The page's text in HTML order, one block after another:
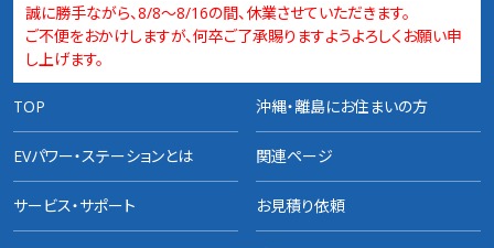
誠に勝手ながら、8/8～8/16の間、休業させていただきます。
ご不便をおかけしますが、何卒ご了承賜りますようよろしくお願い申
し上げます。
TOP
EVパワー・ステーションとは
サービス・サポート
沖縄・離島にお住まいの方
関連ページ
お見積り依頼